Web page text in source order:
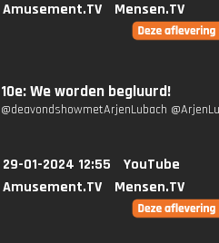
Amusement.TV
Mensen.TV
10e: We worden begluurd!
@deavondshowmetArjenLubach
29-01-2024 12:55
YouTube
Amusement.TV
Mensen.TV